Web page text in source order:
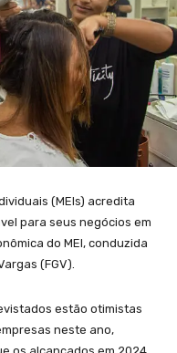
(MEIs) acredita
para seus negócios em
do MEI, conduzida
(FGV).
estão otimistas
neste ano,